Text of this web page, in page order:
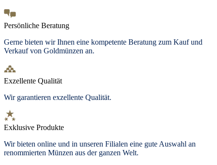
Persönliche Beratung
Gerne bieten wir Ihnen eine kompetente Beratung zum Kauf und
Verkauf von Goldmünzen an.
Exzellente Qualität
Wir garantieren exzellente Qualität.
Exklusive Produkte
Wir bieten online und in unseren Filialen eine gute Auswahl an
renommierten Münzen aus der ganzen Welt.